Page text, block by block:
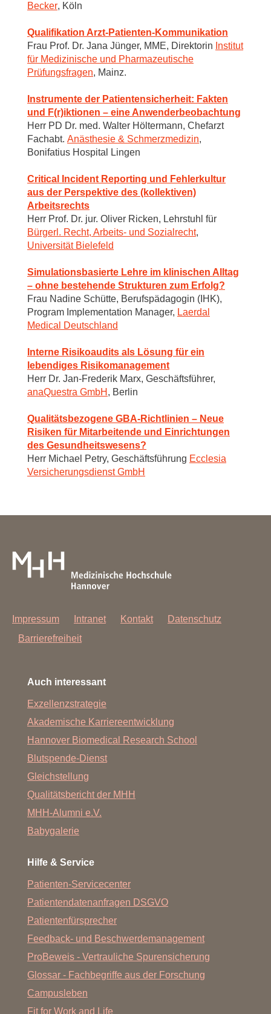
Becker, Köln
Qualifikation Arzt-Patienten-Kommunikation
Frau Prof. Dr. Jana Jünger, MME, Direktorin Institut
für Medizinische und Pharmazeutische
Prüfungsfragen, Mainz.
Instrumente der Patientensicherheit: Fakten
und F(r)iktionen – eine Anwenderbeobachtung
Herr PD Dr. med. Walter Höltermann, Chefarzt
Fachabt. Anästhesie & Schmerzmedizin,
Bonifatius Hospital Lingen
Critical Incident Reporting und Fehlerkultur
aus der Perspektive des (kollektiven)
Arbeitsrechts
Herr Prof. Dr. jur. Oliver Ricken, Lehrstuhl für
Bürgerl. Recht, Arbeits- und Sozialrecht,
Universität Bielefeld
Simulationsbasierte Lehre im klinischen Alltag
– ohne bestehende Strukturen zum Erfolg?
Frau Nadine Schütte, Berufspädagogin (IHK),
Program Implementation Manager, Laerdal
Medical Deutschland
Interne Risikoaudits als Lösung für ein
lebendiges Risikomanagement
Herr Dr. Jan-Frederik Marx, Geschäftsführer,
anaQuestra GmbH , Berlin
Qualitätsbezogene GBA-Richtlinien – Neue
Risiken für Mitarbeitende und Einrichtungen
des Gesundheitswesens?
Herr Michael Petry, Geschäftsführung Ecclesia
Versicherungsdienst GmbH
Impressum Intranet Kontakt
Datenschutz
Barrierefreiheit
Auch interessant
Exzellenzstrategie
Akademische Karriereentwicklung
Hannover Biomedical Research School
Blutspende-Dienst
Gleichstellung
Qualitätsbericht der MHH
MHH-Alumni e.V.
Babygalerie
Hilfe & Service
Patienten-Servicecenter
Patientendatenanfragen DSGVO
Patientenfürsprecher
Feedback- und Beschwerdemanagement
ProBeweis - Vertrauliche Spurensicherung
Glossar - Fachbegriffe aus der Forschung
Campusleben
Fit for Work and Life